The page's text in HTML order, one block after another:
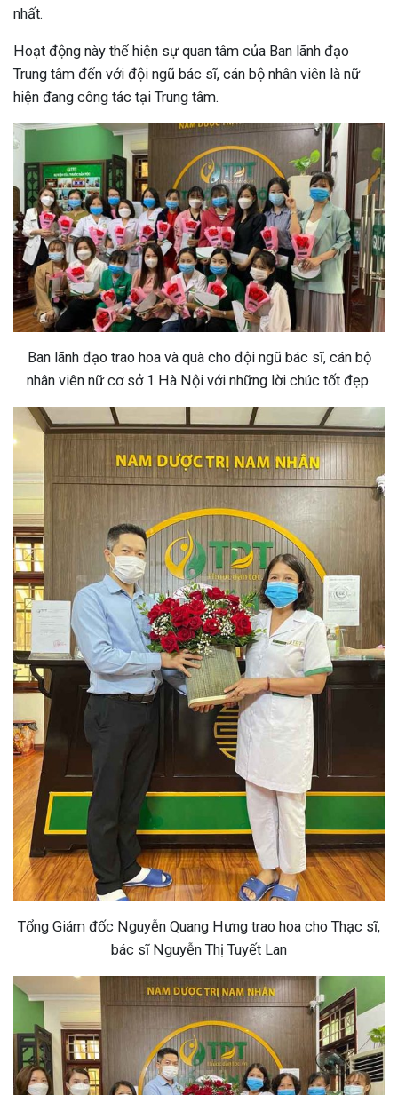
Sau Sinh Có Tự Khỏi
Thông Tin Cần Biết
sau sinh là tình trạng viêm da
của chị em trở nên khô...
nhất.
Hoạt động này thể hiện sự quan tâm của Ban lãnh đạo
Trung tâm đến với đội ngũ bác sĩ, cán bộ nhân viên là nữ
hiện đang công tác tại Trung tâm.
Ban lãnh đạo trao hoa và quà cho đội ngũ bác sĩ, cán bộ
nhân viên nữ cơ sở 1 Hà Nội với những lời chúc tốt đẹp.
Tổng Giám đốc Nguyễn Quang Hưng trao hoa cho Thạc sĩ,
bác sĩ Nguyễn Thị Tuyết Lan